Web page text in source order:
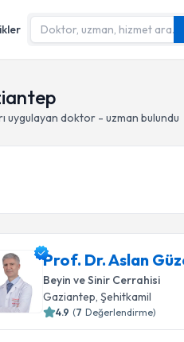
uygulayan doktor - uzman bulundu
Prof. Dr. Aslan
Beyin ve Sinir Cerrahisi
Gaziantep, Şehitkamil
4.9 (7 Değerlendirme)